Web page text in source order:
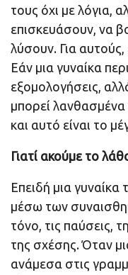
τους όχι με λόγια,
επισκευάσουν, να
λύσουν. Για
Εάν μια γυναίκα
εξομολογήσεις,
μπορεί
και αυτό είναι το
Γιατί ακούμε το
Επειδή μια γυναίκα
μέσω των
τόνο, τις παύσεις,
της σχέσης. Όταν
ανάμεσα στις